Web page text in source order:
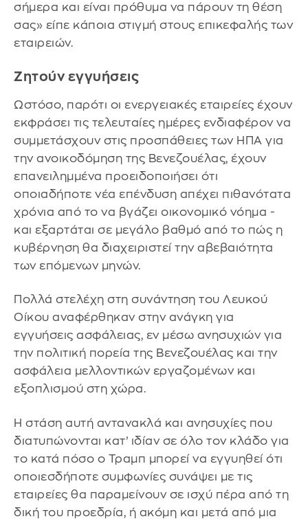
σήμερα και είναι πρόθυμα να πάρουν τη θέση
σας» είπε κάποια στιγμή στους επικεφαλής των
εταιρειών.
Ζητούν εγγυήσεις
Ωστόσο, παρότι οι ενεργειακές εταιρείες έχουν
εκφράσει τις τελευταίες ημέρες ενδιαφέρον να
συμμετάσχουν στις προσπάθειες των ΗΠΑ για
την ανοικοδόμηση της Βενεζουέλας, έχουν
επανειλημμένα προειδοποιήσει ότι
οποιαδήποτε νέα επένδυση απέχει πιθανότατα
χρόνια από το να βγάζει οικονομικό νόημα -
και εξαρτάται σε μεγάλο βαθμό από το πώς η
κυβέρνηση θα διαχειριστεί την αβεβαιότητα
των επόμενων μηνών.
Πολλά στελέχη στη συνάντηση του Λευκού
Οίκου αναφέρθηκαν στην ανάγκη για
εγγυήσεις ασφάλειας, εν μέσω ανησυχιών για
την πολιτική πορεία της Βενεζουέλας και την
ασφάλεια μελλοντικών εργαζομένων και
εξοπλισμού στη χώρα.
Η στάση αυτή αντανακλά και ανησυχίες που
διατυπώνονται κατ’ ιδίαν σε όλο τον κλάδο για
το κατά πόσο ο Τραμπ μπορεί να εγγυηθεί ότι
οποιεσδήποτε συμφωνίες συνάψει με τις
εταιρείες θα παραμείνουν σε ισχύ πέρα από τη
δική του προεδρία, ή ακόμη και μετά από μια